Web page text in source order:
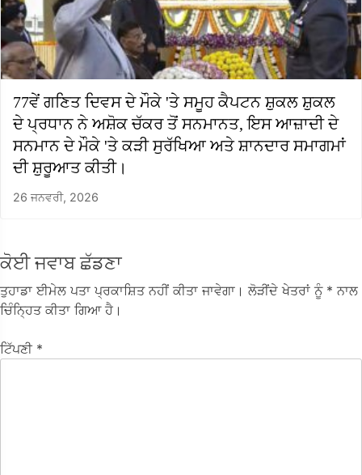
77ਵੇਂ ਗਣਿਤ ਦਿਵਸ ਦੇ ਮੌਕੇ 'ਤੇ ਸਮੂਹ ਕੈਪਟਨ ਸ਼ੁਕਲ ਸ਼ੁਕਲ
ਦੇ ਪ੍ਰਧਾਨ ਨੇ ਅਸ਼ੋਕ ਚੱਕਰ ਤੋਂ ਸਨਮਾਨਤ, ਇਸ ਆਜ਼ਾਦੀ ਦੇ
ਸਨਮਾਨ ਦੇ ਮੌਕੇ 'ਤੇ ਕੜੀ ਸੁਰੱਖਿਆ ਅਤੇ ਸ਼ਾਨਦਾਰ ਸਮਾਗਮਾਂ
ਦੀ ਸ਼ੁਰੂਆਤ ਕੀਤੀ।
26 ਜਨਵਰੀ, 2026
ਕੋਈ ਜਵਾਬ ਛੱਡਣਾ
ਤੁਹਾਡਾ ਈਮੇਲ ਪਤਾ ਪ੍ਰਕਾਸ਼ਿਤ ਨਹੀਂ ਕੀਤਾ ਜਾਵੇਗਾ। ਲੋੜੀਂਦੇ ਖੇਤਰਾਂ ਨੂੰ * ਨਾਲ
ਚਿੰਨ੍ਹਿਤ ਕੀਤਾ ਗਿਆ ਹੈ।
ਟਿੱਪਣੀ *